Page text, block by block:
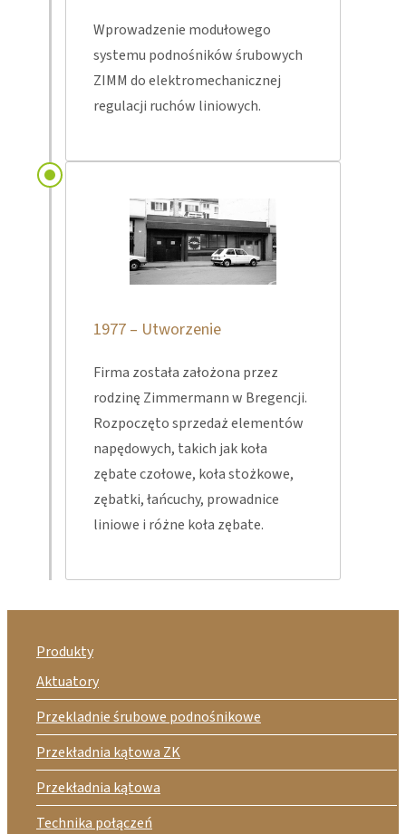
Wprowadzenie modułowego
systemu podnośników śrubowych
ZIMM do elektromechanicznej
regulacji ruchów liniowych.
1977 – Utworzenie
Firma została założona przez
rodzinę Zimmermann w Bregencji.
Rozpoczęto sprzedaż elementów
napędowych, takich jak koła
zębate czołowe, koła stożkowe,
zębatki, łańcuchy, prowadnice
liniowe i różne koła zębate.
Produkty
Aktuatory
Przekladnie śrubowe podnośnikowe
Przekładnia kątowa ZK
Przekładnia kątowa
Technika połączeń